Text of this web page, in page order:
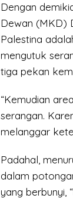
Dengan
Dewan (MKD)
Palestina
mengutuk
tiga pekan
“Kemudian
serangan.
melanggar
Padahal,
dalam
yang berbunyi,